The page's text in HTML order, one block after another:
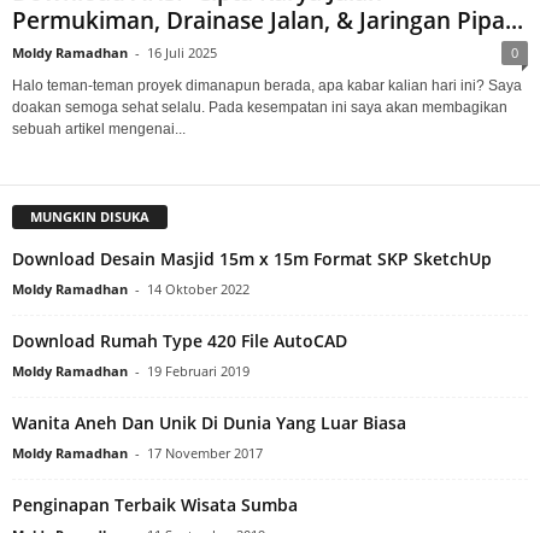
Permukiman, Drainase Jalan, & Jaringan Pipa...
Moldy Ramadhan - 16 Juli 2025 0
Halo teman-teman proyek dimanapun berada, apa kabar kalian hari ini? Saya
doakan semoga sehat selalu. Pada kesempatan ini saya akan membagikan
sebuah artikel mengenai...
MUNGKIN DISUKA
Download Desain Masjid 15m x 15m Format SKP SketchUp
Moldy Ramadhan - 14 Oktober 2022
Download Rumah Type 420 File AutoCAD
Moldy Ramadhan - 19 Februari 2019
Wanita Aneh Dan Unik Di Dunia Yang Luar Biasa
Moldy Ramadhan - 17 November 2017
Penginapan Terbaik Wisata Sumba